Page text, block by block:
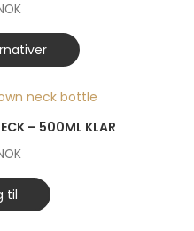
– 500ML KLAR
til